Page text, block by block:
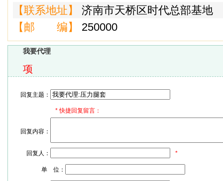
【联系地址】
济南市天桥区时代总部基地
【邮 编】
250000
我要代理
项
回复主题：
*快捷回复留言：
回复内容：
回复人： *
单 位：